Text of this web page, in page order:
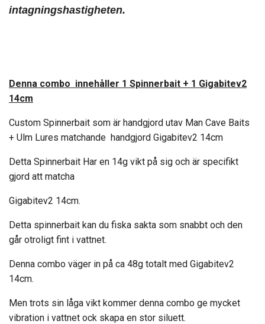
intagningshastigheten.
Denna combo innehåller 1 Spinnerbait + 1 Gigabitev2
14cm
Custom Spinnerbait som är handgjord utav Man Cave Baits
+ Ulm Lures matchande handgjord Gigabitev2 14cm
Detta Spinnerbait Har en 14g vikt på sig och är specifikt
gjord att matcha
Gigabitev2 14cm.
Detta spinnerbait kan du fiska sakta som snabbt och den
går otroligt fint i vattnet.
Denna combo väger in på ca 48g totalt med Gigabitev2
14cm.
Men trots sin låga vikt kommer denna combo ge mycket
vibration i vattnet ock skapa en stor siluett.